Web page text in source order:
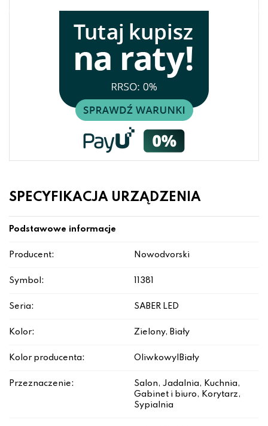
SPECYFIKACJA URZĄDZENIA
Podstawowe informacje
Producent: Nowodvorski
Symbol: 11381
Seria: SABER LED
Kolor: Zielony, Biały
Kolor producenta: Oliwkowy|Biały
Przeznaczenie:
Salon, Jadalnia, Kuchnia,
Gabinet i biuro, Korytarz,
Sypialnia